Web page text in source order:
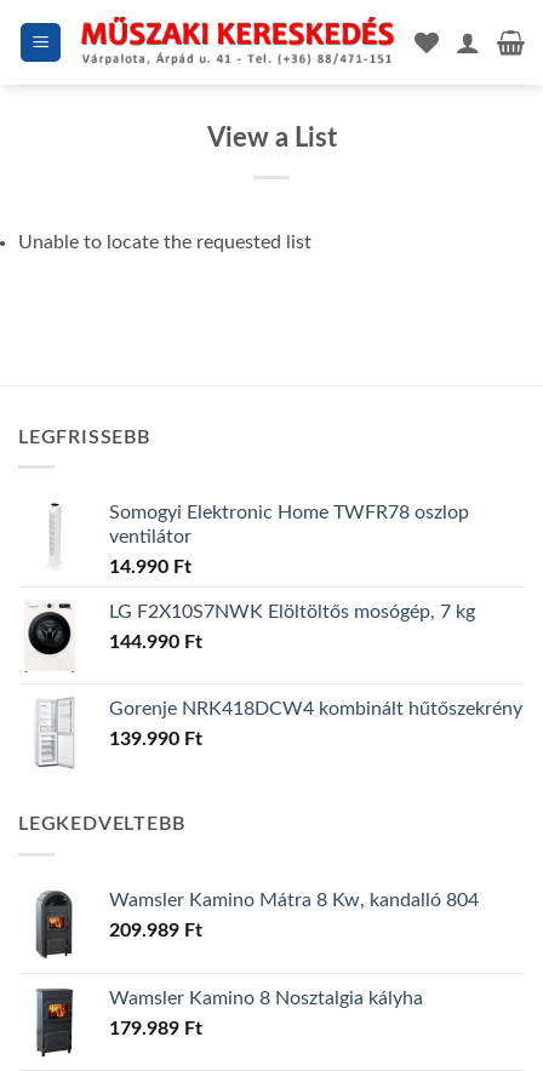
View a List
Unable to locate the requested list
LEGFRISSEBB
Somogyi Elektronic Home TWFR78 oszlop
ventilátor
14.990 Ft
LG F2X10S7NWK Elöltöltős mosógép, 7 kg
144.990 Ft
Gorenje NRK418DCW4 kombinált hűtőszekrény
139.990 Ft
LEGKEDVELTEBB
Wamsler Kamino Mátra 8 Kw, kandalló 804
209.989 Ft
Wamsler Kamino 8 Nosztalgia kályha
179.989 Ft